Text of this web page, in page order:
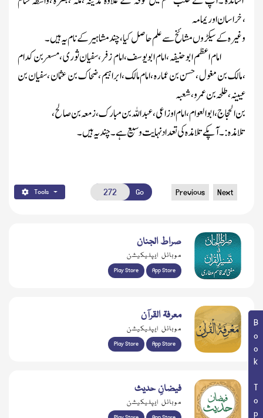
Book Topic
،خراسان اور یمامہ
وغیرہ کے سیکڑوں مشائخ سے علم حاصل کیا ،چندمشاہیرکے نام یہ ہیں ۔
امام اعظم ابوحنیفہ ،امام ابویوسف ،امام زفر ،سفیان ثوری ،مسعربن کدام
،مالک بن مغول ،حسن بن عمارہ ،امام مالک ،ابراہیم ،ضحاک بن عثمان ،سفیان بن
عیینہ ،طلحہ بن عمرو ،شعبہ
بن الحجاج ،ابوالعوام ،امام اوزاعی ،عبداللہ بن مبارک ،زمعہ بن صالح ،
تلامذہ:۔آپکے تلامذہ کی تعداد نہایت وسیع ہے ۔چند یہ ہیں ۔
Tools Go Previous Next
صراط الجنان
موبائل ایپلیکیشن
Play Store App Store
معرفۃ القرآن
موبائل ایپلیکیشن
Play Store App Store
فیضانِ حدیث
موبائل ایپلیکیشن